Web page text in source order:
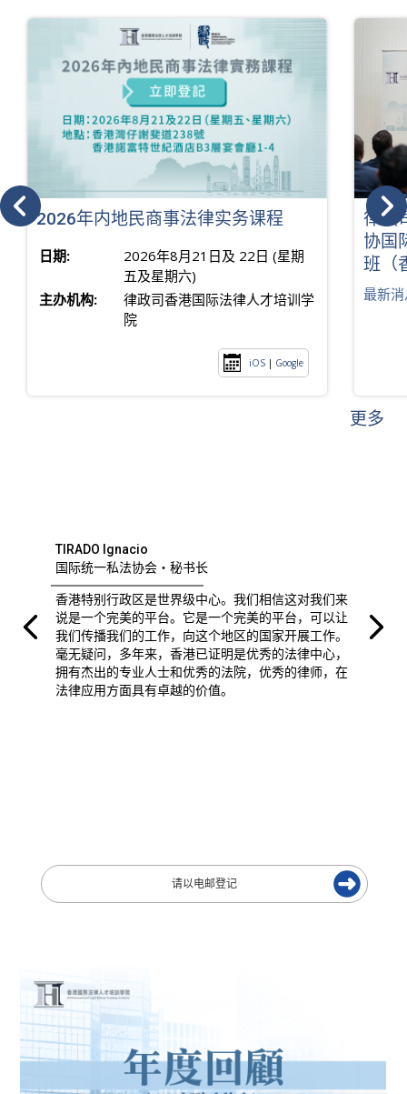
2026年内地民商事法律实务课程
日期:
2026年8月21日及 22日 (星期
五及星期六)
主办机构:
律政司香港国际法律人才培训学
院
iOS | Google
律政
协国
班（
最新
更多
TIRADO Ignacio
国际统一私法协会・秘书长
香港特别行政区是世界级中心。我们相信这对我们来
说是一个完美的平台。它是一个完美的平台，可以让
我们传播我们的工作，向这个地区的国家开展工作。
毫无疑问，多年来，香港已证明是优秀的法律中心，
拥有杰出的专业人士和优秀的法院，优秀的律师，在
法律应用方面具有卓越的价值。